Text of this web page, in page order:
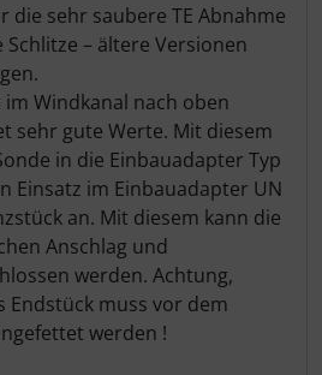
die sehr saubere TE Abnahme
– ältere Versionen
Windkanal nach oben
sehr gute Werte. Mit diesem
in die Einbauadapter Typ
Einsatz im Einbauadapter UN
an. Mit diesem kann die
Anschlag und
werden. Achtung,
Endstück muss vor dem
werden !